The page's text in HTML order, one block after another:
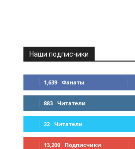
Наши подписчики
1,639 Фанаты
883 Читатели
22 Читатели
13,200 Подписчики